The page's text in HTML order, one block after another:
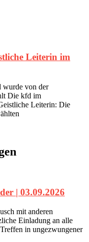
Leiterin im
wurde von der
Die kfd im
Leiterin: Die
| 03.09.2026
mit anderen
Einladung an alle
in ungezwungener